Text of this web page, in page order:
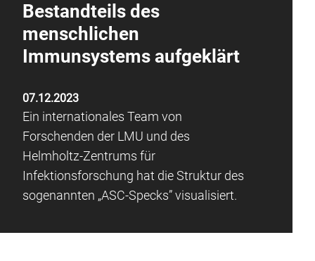
Bestandteils des
menschlichen
Immunsystems aufgeklärt
07.12.2023
Ein internationales Team von
Forschenden der LMU und des
Helmholtz-Zentrums für
Infektionsforschung hat die Struktur des
sogenannten „ASC-Specks” visualisiert.